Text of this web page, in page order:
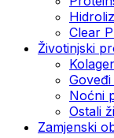
Clear
Životinjski
Noćni
Ostali
Zamjenski